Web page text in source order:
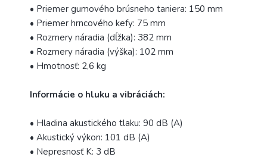
• Priemer gumového brúsneho taniera: 150 mm
• Priemer hrncového kefy: 75 mm
• Rozmery náradia (dĺžka): 382 mm
• Rozmery náradia (výška): 102 mm
• Hmotnosť: 2,6 kg
Informácie o hluku a vibráciách:
• Hladina akustického tlaku: 90 dB (A)
• Akustický výkon: 101 dB (A)
• Nepresnosť K: 3 dB